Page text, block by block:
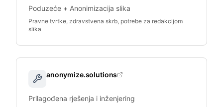
Poduzeće + Anonimizacija slika
Pravne tvrtke, zdravstvena skrb, potrebe za redakcijom
slika
anonymize.solutions
Prilagođena rješenja i inženjering